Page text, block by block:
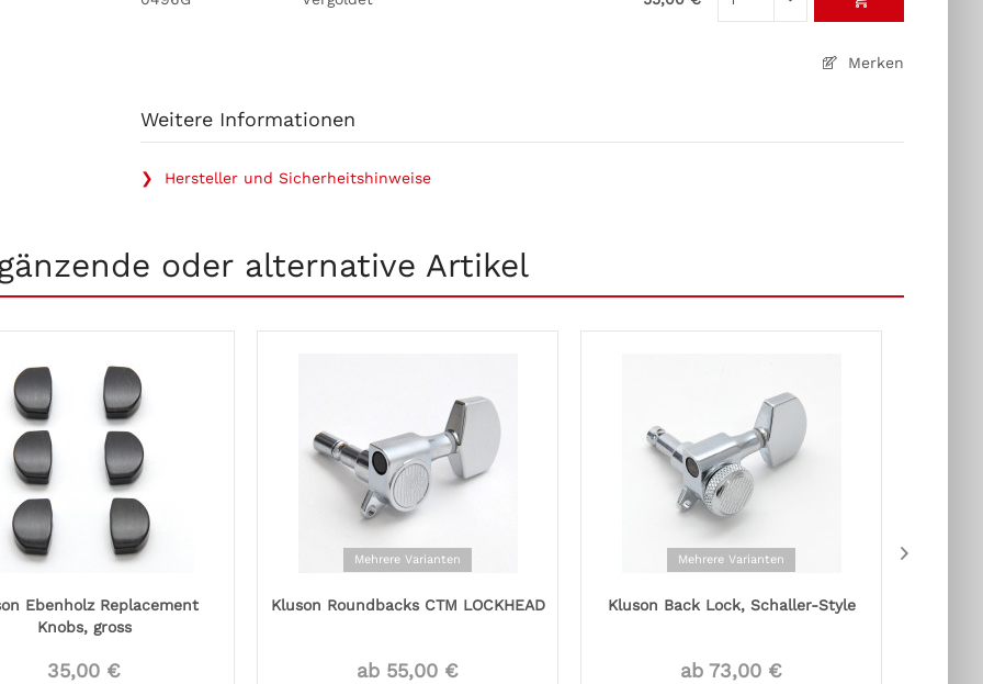
Merken
Weitere Informationen
❯ Hersteller und Sicherheitshinweise
oder alternative Artikel
Ebenholz Replacement
Knobs, gross
35,00 €
Mehrere Varianten
Kluson Roundbacks CTM LOCKHEAD
ab 55,00 €
Mehrere Varianten
Kluson Back Lock, Schaller-Style
ab 73,00 €